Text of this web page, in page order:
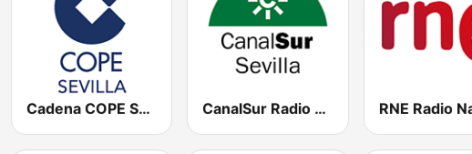
Cadena COPE Sevilla CanalSur Radio Sevilla